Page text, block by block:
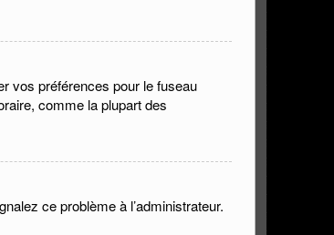
vos préférences pour le fuseau
comme la plupart des
ce problème à l’administrateur.